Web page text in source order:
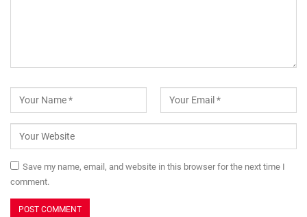
Save my name, email, and website in this browser for the next time I
comment.